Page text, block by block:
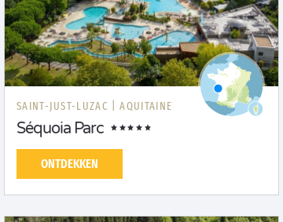
SAINT-JUST-LUZAC | AQUITAINE
Séquoia Parc
ONTDEKKEN